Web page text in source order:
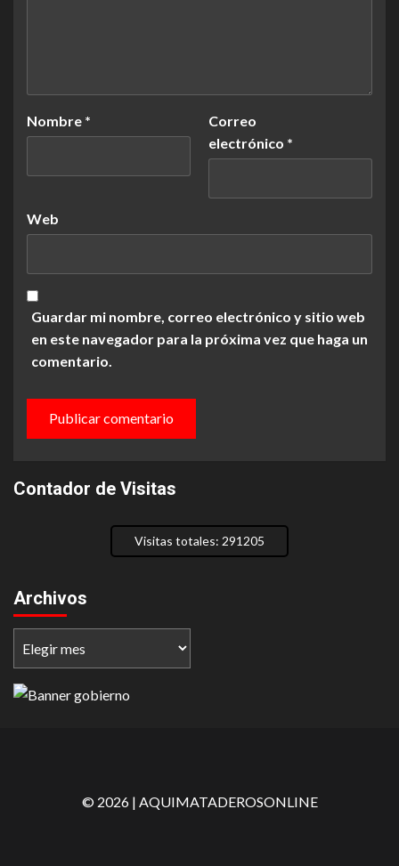
Nombre *
Correo
electrónico *
Web
Guardar mi nombre, correo electrónico y sitio web
en este navegador para la próxima vez que haga un
comentario.
Contador de Visitas
Visitas totales: 291205
Archivos
© 2026| AQUIMATADEROSONLINE